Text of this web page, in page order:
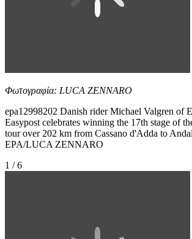
Φωτογραφία: LUCA ZENNARO
epa12998202 Danish rider Michael Valgren of
Easypost celebrates winning the 17th stage of
tour over 202 km from Cassano d'Adda to
EPA/LUCA ZENNARO
1 / 6